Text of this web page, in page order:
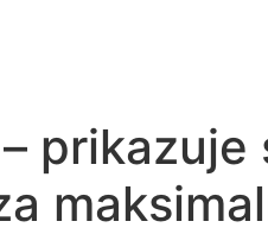
prikazuje